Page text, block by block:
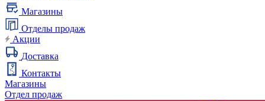
Магазины
Отделы продаж
Акции
Доставка
Контакты
Магазины
Отдел продаж